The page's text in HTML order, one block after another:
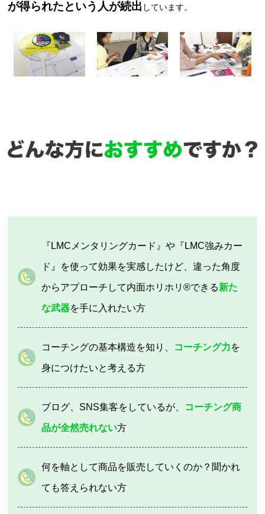
が得られたという人が続出 しています。
『LMCメンタリングカード』や『LMC強みカー
ド』を使って効果を実感したけど、違った角度
からアプローチして内面ホリホリ®︎できる新た
な武器を手に入れたい方
コーチングの基本構造を知り、 コーチング力を
身につけたいと考える方
ブログ、SNS集客をしているが、 コーチング商
品が全然売れない方
何を軸として商品を販売していくのか？聞かれ
ても答えられない方